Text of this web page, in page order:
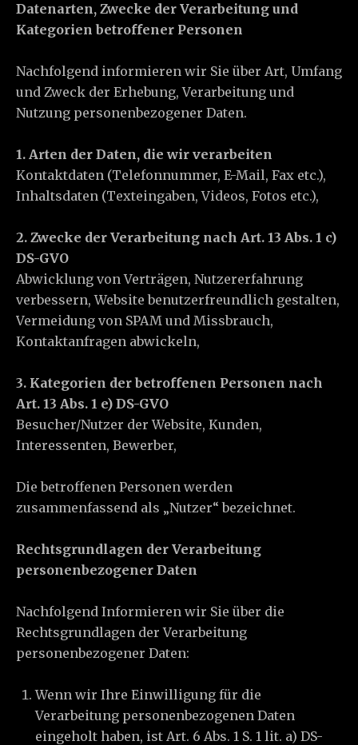
Datenarten, Zwecke der Verarbeitung und
Kategorien betroffener Personen
Nachfolgend informieren wir Sie über Art, Umfang
und Zweck der Erhebung, Verarbeitung und
Nutzung personenbezogener Daten.
1. Arten der Daten, die wir verarbeiten
Kontaktdaten (Telefonnummer, E-Mail, Fax etc.),
Inhaltsdaten (Texteingaben, Videos, Fotos etc.),
2. Zwecke der Verarbeitung nach Art. 13 Abs. 1 c)
DS-GVO
Abwicklung von Verträgen, Nutzererfahrung
verbessern, Website benutzerfreundlich gestalten,
Vermeidung von SPAM und Missbrauch,
Kontaktanfragen abwickeln,
3. Kategorien der betroffenen Personen nach
Art. 13 Abs. 1 e) DS-GVO
Besucher/Nutzer der Website, Kunden,
Interessenten, Bewerber,
Die betroffenen Personen werden
zusammenfassend als „Nutzer“ bezeichnet.
Rechtsgrundlagen der Verarbeitung
personenbezogener Daten
Nachfolgend Informieren wir Sie über die
Rechtsgrundlagen der Verarbeitung
personenbezogener Daten:
Wenn wir Ihre Einwilligung für die
Verarbeitung personenbezogenen Daten
eingeholt haben, ist Art. 6 Abs. 1 S. 1 lit. a) DS-